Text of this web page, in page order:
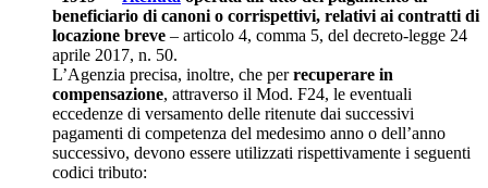
beneficiario di canoni o corrispettivi, relativi ai contratti di
locazione breve – articolo 4, comma 5, del decreto-legge 24
aprile 2017, n. 50.
L’Agenzia precisa, inoltre, che perrecuperare in
compensazione, attraverso il Mod. F24, le eventuali
eccedenze di versamento delle ritenute dai successivi
pagamenti di competenza del medesimo anno o dell’anno
successivo, devono essere utilizzati rispettivamente i seguenti
codici tributo: